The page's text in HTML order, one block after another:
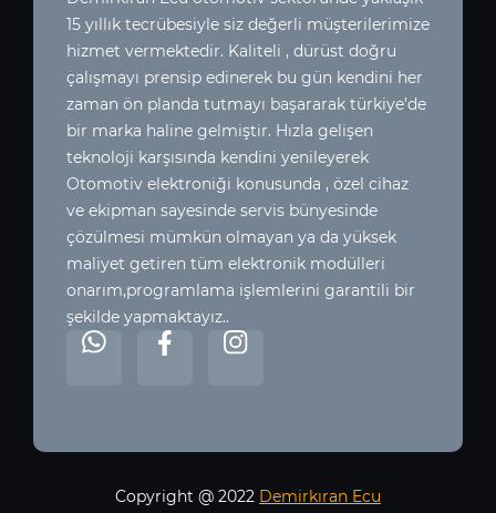
15 yıllık tecrübesiyle siz değerli müşterilerimize
hizmet vermektedir. Kaliteli , dürüst doğru
çalışmayı prensip edinerek bu gün kendini her
zaman ön planda tutmayı başararak türkiye’de
bir marka haline gelmiştir. Hızla gelişen
teknoloji karşısında kendini yenileyerek
Otomotiv elektroniği konusunda , özel cihaz
ve ekipman sayesinde servis bünyesinde
çözülmesi mümkün olmayan ya da yüksek
maliyet getiren tüm elektronik modülleri
onarım,programlama işlemlerini garantili bir
şekilde yapmaktayız..
Copyright @ 2022 Demirkıran Ecu